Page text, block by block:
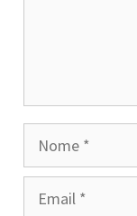
Nome
Email